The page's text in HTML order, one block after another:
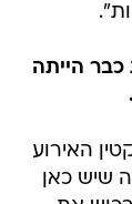
כבר הייתה
האירוע
שיש כאן